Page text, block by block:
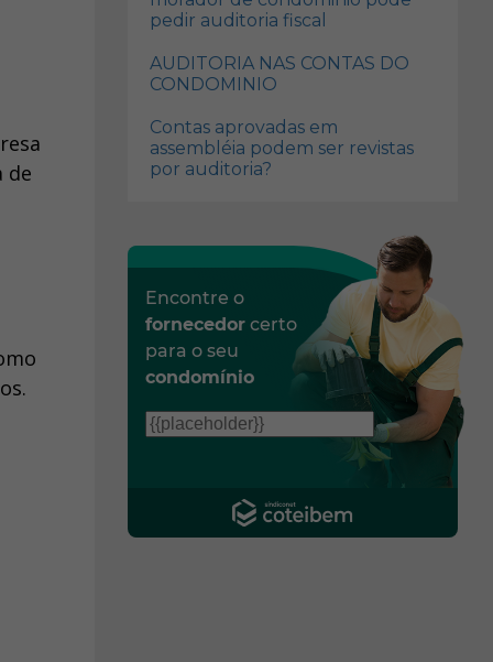
de
pedir auditoria fiscal
AUDITORIA NAS CONTAS DO
CONDOMINIO
Contas aprovadas em
assembléia podem ser revistas
por auditoria?
Encontre o
fornecedor certo
para o seu
condomínio